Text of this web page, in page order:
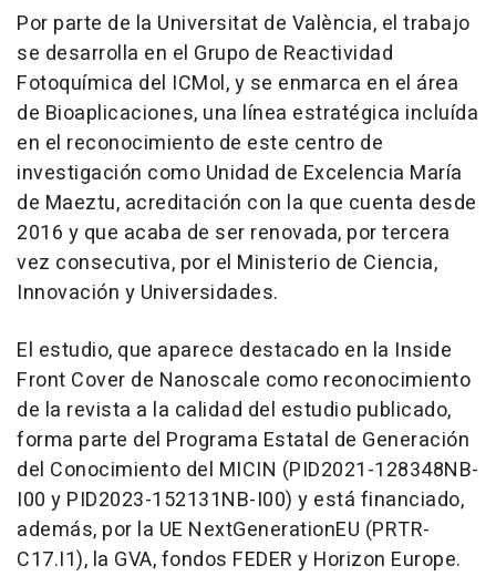
Por parte de la Universitat de València, el trabajo
se desarrolla en el Grupo de Reactividad
Fotoquímica del ICMol, y se enmarca en el área
de Bioaplicaciones, una línea estratégica incluída
en el reconocimiento de este centro de
investigación como Unidad de Excelencia María
de Maeztu, acreditación con la que cuenta desde
2016 y que acaba de ser renovada, por tercera
vez consecutiva, por el Ministerio de Ciencia,
Innovación y Universidades.
El estudio, que aparece destacado en la Inside
Front Cover de Nanoscale como reconocimiento
de la revista a la calidad del estudio publicado,
forma parte del Programa Estatal de Generación
del Conocimiento del MICIN (PID2021-128348NB-
I00 y PID2023-152131NB-I00) y está financiado,
además, por la UE NextGenerationEU (PRTR-
C17.I1), la GVA, fondos FEDER y Horizon Europe.